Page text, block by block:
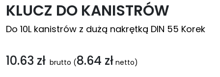
KLUCZ DO KANISTRÓW
Do 10L kanistrów z dużą nakrętką DIN 55 Korek
10.63 zł brutto (8.64 zł netto)